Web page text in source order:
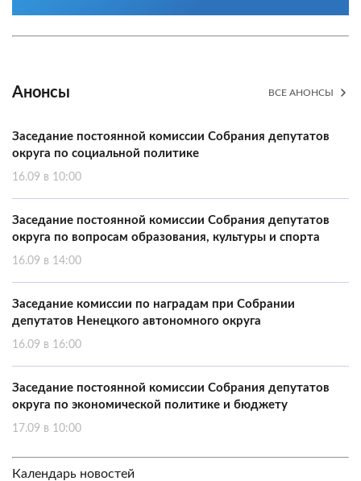
Анонсы ВСЕ АНОНСЫ
Заседание постоянной комиссии Собрания депутатов
округа по социальной политике
16.09 в 10:00
Заседание постоянной комиссии Собрания депутатов
округа по вопросам образования, культуры и спорта
16.09 в 14:00
Заседание комиссии по наградам при Собрании
депутатов Ненецкого автономного округа
16.09 в 16:00
Заседание постоянной комиссии Собрания депутатов
округа по экономической политике и бюджету
17.09 в 10:00
Календарь новостей